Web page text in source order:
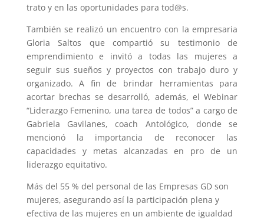
trato y en las oportunidades para tod@s.
También se realizó un encuentro con la empresaria
Gloria Saltos que compartió su testimonio de
emprendimiento e invitó a todas las mujeres a
seguir sus sueños y proyectos con trabajo duro y
organizado. A fin de brindar herramientas para
acortar brechas se desarrolló, además, el Webinar
“Liderazgo Femenino, una tarea de todos” a cargo de
Gabriela Gavilanes, coach Antológico, donde se
mencionó la importancia de reconocer las
capacidades y metas alcanzadas en pro de un
liderazgo equitativo.
Más del 55 % del personal de las Empresas GD son
mujeres, asegurando así la participación plena y
efectiva de las mujeres en un ambiente de igualdad